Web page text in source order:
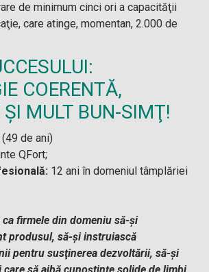
de minimum cinci ori a capacităţii
care atinge, momentan, 2.000 de
COERENTĂ,
ŞI MULT BUN-SIMŢ!
(49 de ani)
QFort;
12 ani în domeniul tâmplăriei
ca firmele din domeniu să-şi
produsul, să-şi instruiască
pentru susţinerea dezvoltării, să-şi